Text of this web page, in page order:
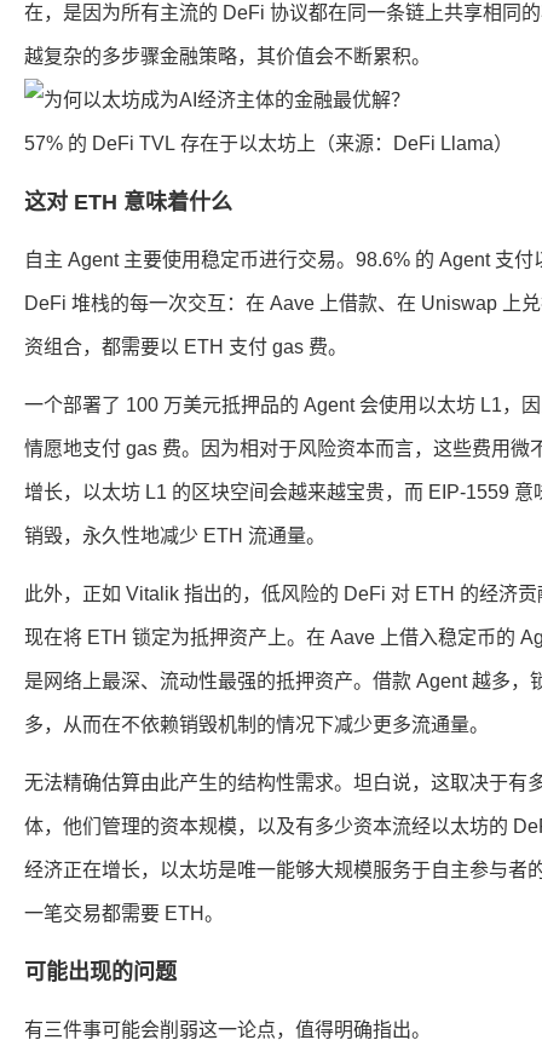
在，是因为所有主流的 DeFi 协议都在同一条链上共享相同
越复杂的多步骤金融策略，其价值会不断累积。
57% 的 DeFi TVL 存在于以太坊上（来源：DeFi Llama）
这对 ETH 意味着什么
自主 Agent 主要使用稳定币进行交易。98.6% 的 Agent 支
DeFi 堆栈的每一次交互：在 Aave 上借款、在 Uniswap 上
资组合，都需要以 ETH 支付 gas 费。
一个部署了 100 万美元抵押品的 Agent 会使用以太坊 L1，
情愿地支付 gas 费。因为相对于风险资本而言，这些费用微
增长，以太坊 L1 的区块空间会越来越宝贵，而 EIP-1559
销毁，永久性地减少 ETH 流通量。
此外，正如 Vitalik 指出的，低风险的 DeFi 对 ETH 的经济
现在将 ETH 锁定为抵押资产上。在 Aave 上借入稳定币的
是网络上最深、流动性最强的抵押资产。借款 Agent 越多，
多，从而在不依赖销毁机制的情况下减少更多流通量。
无法精确估算由此产生的结构性需求。坦白说，这取决于有
体，他们管理的资本规模，以及有多少资本流经以太坊的
经济正在增长，以太坊是唯一能够大规模服务于自主参与者
一笔交易都需要 ETH。
可能出现的问题
有三件事可能会削弱这一论点，值得明确指出。